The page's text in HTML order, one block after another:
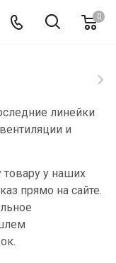
0
линейки
и
у наших
прямо на сайте.